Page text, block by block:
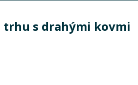
trhu s drahými kovmi